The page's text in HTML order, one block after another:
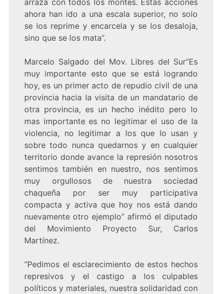
arraza con todos los montes. Estas acciones
ahora han ido a una escala superior, no solo
se los reprime y encarcela y se los desaloja,
sino que se los mata”.
Marcelo Salgado del Mov. Libres del Sur“Es
muy importante esto que se está logrando
hoy, es un primer acto de repudio civil de una
provincia hacia la visita de un mandatario de
otra provincia, es un hecho inédito pero lo
mas importante es no legitimar el uso de la
violencia, no legitimar a los que lo usan y
sobre todo nunca quedarnos y en cualquier
territorio donde avance la represión nosotros
sentimos también en nuestro, nos sentimos
muy orgullosos de nuestra sociedad
chaqueña por ser muy participativa
compacta y activa que hoy nos está dando
nuevamente otro ejemplo” afirmó el diputado
del Movimiento Proyecto Sur, Carlos
Martínez.
“Pedimos el esclarecimiento de estos hechos
represivos y el castigo a los culpables
políticos y materiales, nuestra solidaridad con